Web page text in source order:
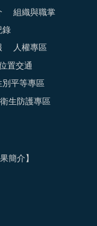
組織與職掌
錄
人權專區
置交通
別平等專區
生防護專區
簡介】